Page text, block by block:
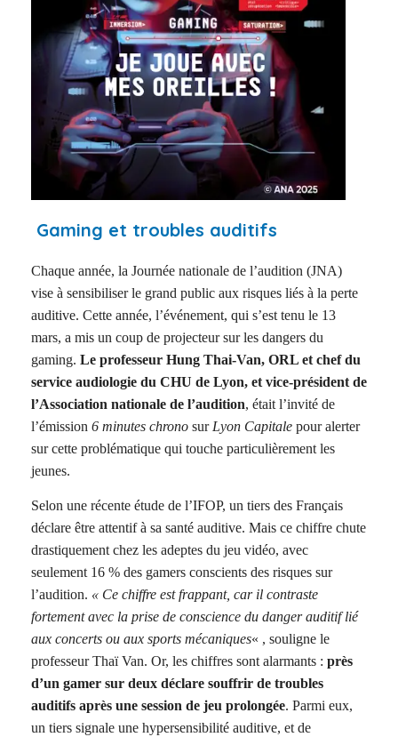
Gaming et troubles auditifs
Chaque année, la Journée nationale de l’audition (JNA)
vise à sensibiliser le grand public aux risques liés à la perte
auditive. Cette année, l’événement, qui s’est tenu le 13
mars, a mis un coup de projecteur sur les dangers du
gaming. Le professeur Hung Thai-Van, ORL et chef du
service audiologie du CHU de Lyon, et vice-président de
l’Association nationale de l’audition, était l’invité de
l’émission 6 minutes chrono sur Lyon Capitale pour alerter
sur cette problématique qui touche particulièrement les
jeunes.
Selon une récente étude de l’IFOP, un tiers des Français
déclare être attentif à sa santé auditive. Mais ce chiffre chute
drastiquement chez les adeptes du jeu vidéo, avec
seulement 16 % des gamers conscients des risques sur
l’audition. « Ce chiffre est frappant, car il contraste
fortement avec la prise de conscience du danger auditif lié
aux concerts ou aux sports mécaniques« , souligne le
professeur Thaï Van. Or, les chiffres sont alarmants : près
d’un gamer sur deux déclare souffrir de troubles
auditifs après une session de jeu prolongée. Parmi eux,
un tiers signale une hypersensibilité auditive, et de